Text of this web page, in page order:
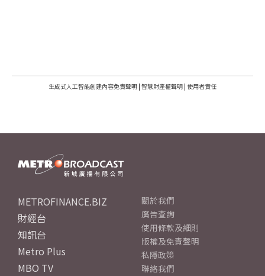
生成式人工智能創建內容免責聲明 | 智慧財產權聲明 | 使用者責任
METROFINANCE.BIZ
財經台
知訊台
Metro Plus
MBO TV
關於我們
廣告查詢
使用條款及細則
版權及免責聲明
私隱政策
聯絡我們